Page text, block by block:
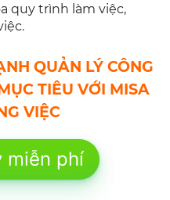
quy trình làm việc,
QUẢN LÝ CÔNG
TIÊU VỚI MISA
VIỆC
miễn phí